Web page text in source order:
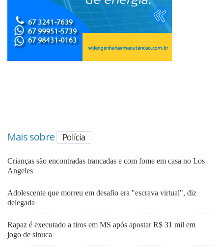
Mais sobre Polícia
Crianças são encontradas trancadas e com fome em casa no Los
Angeles
Adolescente que morreu em desafio era "escrava virtual", diz
delegada
Rapaz é executado a tiros em MS após apostar R$ 31 mil em
jogo de sinuca